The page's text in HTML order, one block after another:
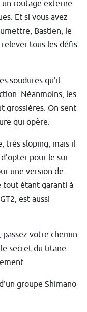
routage externe
Et si vous avez
Bastien, le
tous les défis
soudures qu'il
Néanmoins, les
grossières. On sent
qui opère.
très sloping, mais il
pour le sur-
une version de
tout étant garanti à
est aussi
votre chemin.
secret du titane
groupe Shimano